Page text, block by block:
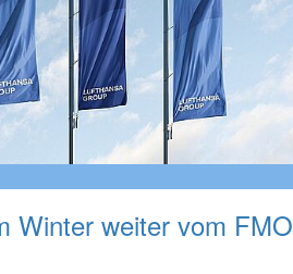
Winter weiter vom FMO